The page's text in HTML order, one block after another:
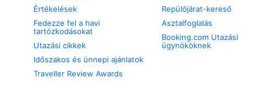
Értékelések
Fedezze fel a havi
tartózkodásokat
Utazási cikkek
Időszakos és ünnepi ajánlatok
Traveller Review Awards
Repülőjárat-kereső
Asztalfoglalás
Booking.com Utazási
ügynököknek